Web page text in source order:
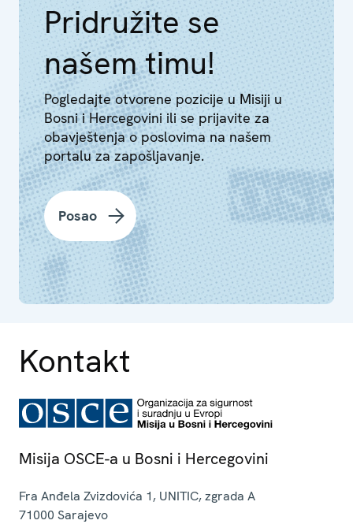
Pridružite se
našem timu!
Pogledajte otvorene pozicije u Misiji u
Bosni i Hercegovini ili se prijavite za
obavještenja o poslovima na našem
portalu za zapošljavanje.
Posao
Kontakt
Misija OSCE-a u Bosni i Hercegovini
Fra Anđela Zvizdovića 1, UNITIC, zgrada A
71000 Sarajevo